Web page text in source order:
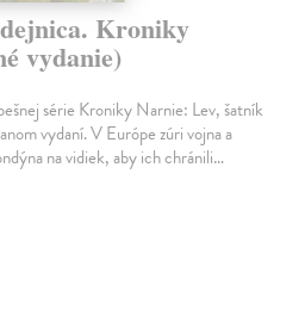
Kroniky
vydanie)
série Kroniky Narnie: Lev, šatník
vydaní. V Európe zúri vojna a
na vidiek, aby ich chránili…